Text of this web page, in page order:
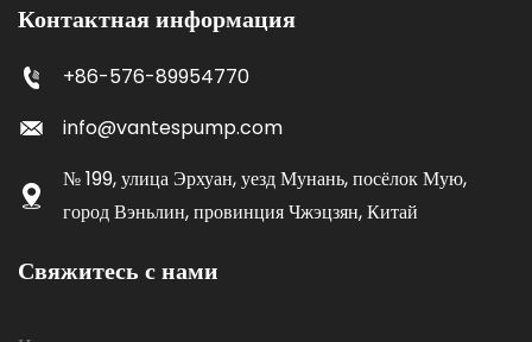
Контактная информация
+86-576-89954770
info@vantespump.com
№ 199, улица Эрхуан, уезд Мунань, посёлок Мую,
город Вэньлин, провинция Чжэцзян, Китай
Свяжитесь с нами